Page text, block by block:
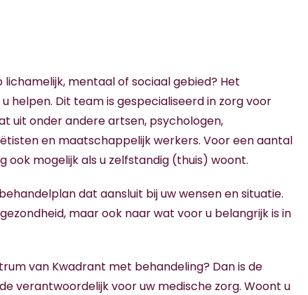
mentaal of sociaal gebied? Het
helpen. Dit team is gespecialiseerd in zorg voor
uit onder andere artsen, psychologen,
en maatschappelijk werkers. Voor een aantal
ook mogelijk als u zelfstandig (thuis) woont.
dat aansluit bij uw wensen en situatie.
maar ook naar wat voor u belangrijk is in
van Kwadrant met behandeling? Dan is de
verantwoordelijk voor uw medische zorg. Woont u